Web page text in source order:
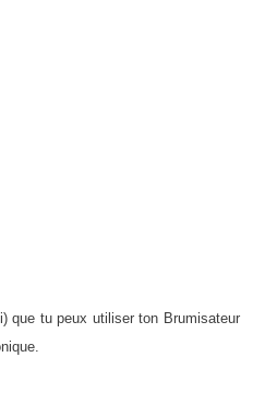
que tu peux utiliser ton Brumisateur